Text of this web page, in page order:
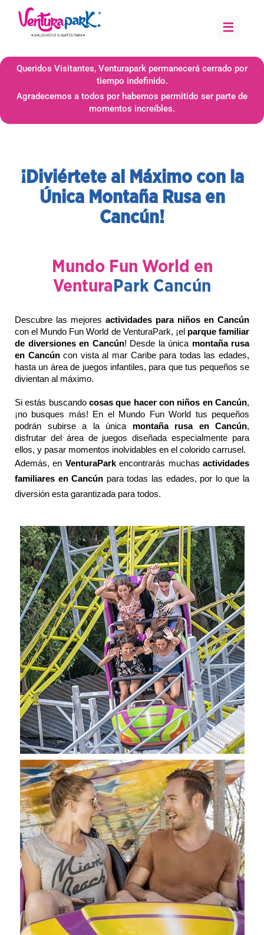
≡
Queridos Visitantes, Venturapark permanecerá cerrado por
tiempo indefinido.
Agradecemos a todos por habernos permitido ser parte de
momentos increíbles.
¡Diviértete al Máximo con la
Única Montaña Rusa en
Cancún!
Mundo Fun World en
Ventura Park Cancún
Descubre las mejores
con el Mundo Fun World de VenturaPark, ¡el parque familiar
de diversiones en Cancún! Desde la única montaña rusa
en Cancún con vista al mar Caribe para todas las edades,
hasta un área de juegos infantiles, para que tus pequeños se
divientan al máximo.
Si estás buscando cosas que hacer con niños en Cancún,
¡no busques más! En el Mundo Fun World tus pequeños
podrán subirse a la única montaña rusa en Cancún,
disfrutar del área de juegos diseñada especialmente para
ellos, y pasar momentos inolvidables en el colorido carrusel.
Además, en VenturaParkencontrarás muchasactividades
familiares en Cancún para todas las edades, por lo que la
diversión esta garantizada para todos.